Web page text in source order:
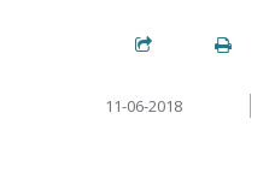
11-06-2018